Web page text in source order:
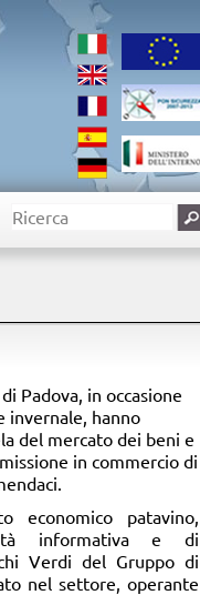
Padova, in occasione
invernale, hanno
del mercato dei beni e
in commercio di
economico patavino,
informativa e di
Verdi del Gruppo di
nel settore, operante